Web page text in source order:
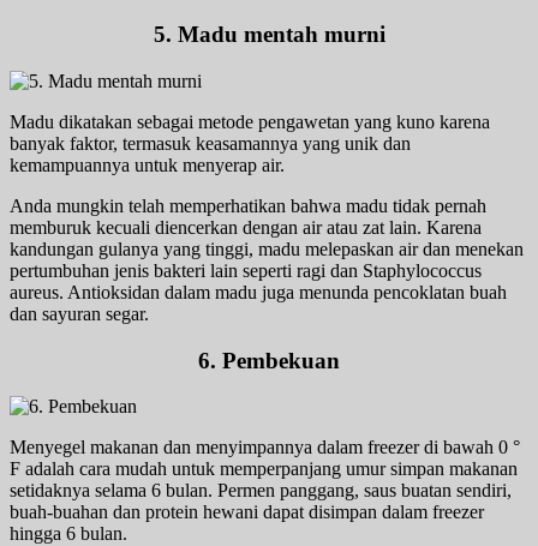
5. Madu mentah murni
Madu dikatakan sebagai metode pengawetan yang kuno karena
banyak faktor, termasuk keasamannya yang unik dan
kemampuannya untuk menyerap air.
Anda mungkin telah memperhatikan bahwa madu tidak pernah
memburuk kecuali diencerkan dengan air atau zat lain. Karena
kandungan gulanya yang tinggi, madu melepaskan air dan menekan
pertumbuhan jenis bakteri lain seperti ragi dan Staphylococcus
aureus. Antioksidan dalam madu juga menunda pencoklatan buah
dan sayuran segar.
6. Pembekuan
Menyegel makanan dan menyimpannya dalam freezer di bawah 0 °
F adalah cara mudah untuk memperpanjang umur simpan makanan
setidaknya selama 6 bulan. Permen panggang, saus buatan sendiri,
buah-buahan dan protein hewani dapat disimpan dalam freezer
hingga 6 bulan.